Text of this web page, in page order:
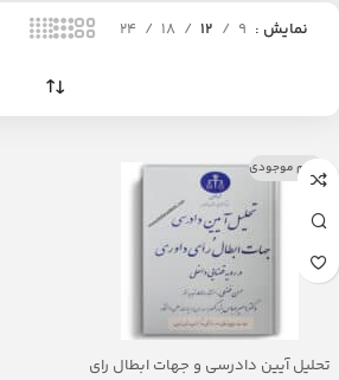
نمایش 9
12
18
24
اتمام موجودی
تحلیل آیین دادرسی و جهات ابطال رای